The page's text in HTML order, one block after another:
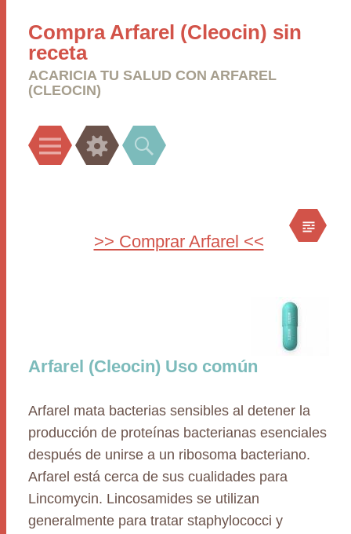
Compra Arfarel (Cleocin) sin
receta
ACARICIA TU SALUD CON ARFAREL
(CLEOCIN)
Menu Widgets Search
>> Comprar Arfarel <<
Arfarel (Cleocin) Uso común
Arfarel mata bacterias sensibles al detener la
producción de proteínas bacterianas esenciales
después de unirse a un ribosoma bacteriano.
Arfarel está cerca de sus cualidades para
Lincomycin. Lincosamides se utilizan
generalmente para tratar staphylococci y